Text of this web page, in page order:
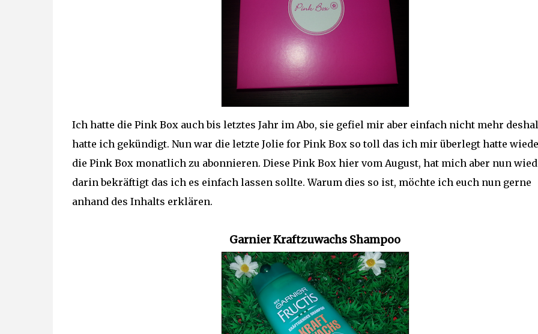
Ich hatte die Pink Box auch bis letztes Jahr im Abo, sie gefiel mir aber einfach nicht mehr
hatte ich gekündigt. Nun war die letzte Jolie for Pink Box so toll das ich mir überlegt hatte
die Pink Box monatlich zu abonnieren. Diese Pink Box hier vom August, hat mich aber nun
darin bekräftigt das ich es einfach lassen sollte. Warum dies so ist, möchte ich euch nun gerne
anhand des Inhalts erklären.
Garnier Kraftzuwachs Shampoo